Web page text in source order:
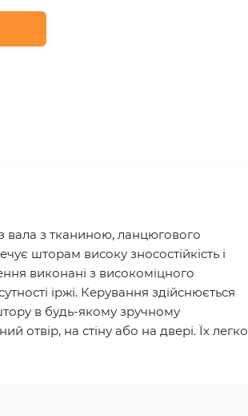
вала з тканиною, ланцюгового
шторам високу зносостійкість і
виконані з високоміцного
іржі. Керування здійснюється
в будь-якому зручному
отвір, на стіну або на двері. Їх легко